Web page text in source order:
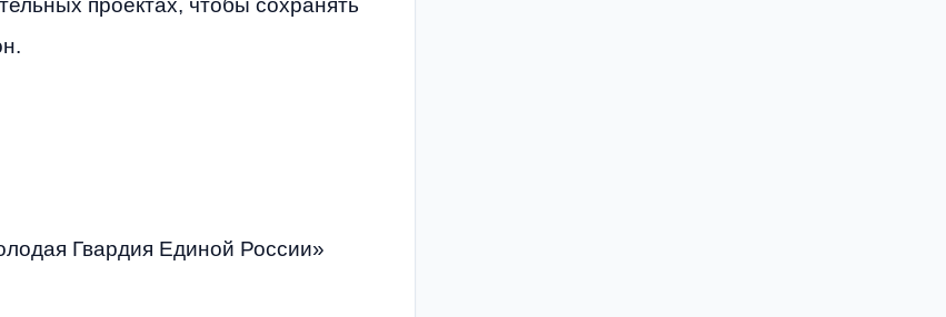
проектах, чтобы сохранять
Гвардия Единой России»